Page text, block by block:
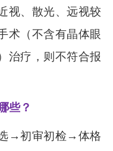
视、散光、远视较
术（不含有晶体眼
治疗，则不符合报
些？
→初审初检→体格